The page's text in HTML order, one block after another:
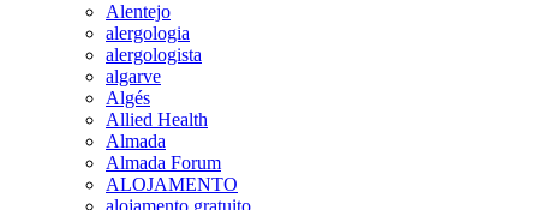
Alentejo
alergologia
alergologista
algarve
Algés
Allied Health
Almada
Almada Forum
ALOJAMENTO
alojamento gratuito